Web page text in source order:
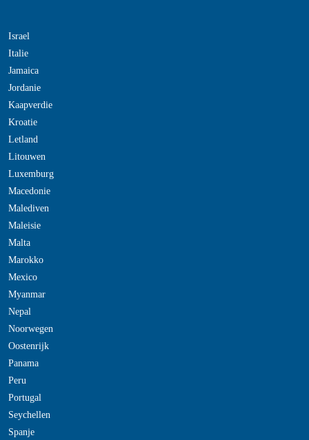
Israel
Italie
Jamaica
Jordanie
Kaapverdie
Kroatie
Letland
Litouwen
Luxemburg
Macedonie
Malediven
Maleisie
Malta
Marokko
Mexico
Myanmar
Nepal
Noorwegen
Oostenrijk
Panama
Peru
Portugal
Seychellen
Spanje